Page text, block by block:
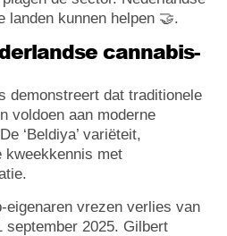
landen kunnen helpen 🤝.
cannabis-
demonstreert dat traditionele
voldoen aan moderne
‘Beldiya’ variëteit,
kweekkennis met
eigenaren vrezen verlies van
2025. Gilbert